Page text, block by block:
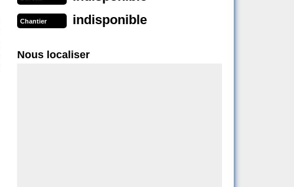
Chantier indisponible
Nous localiser